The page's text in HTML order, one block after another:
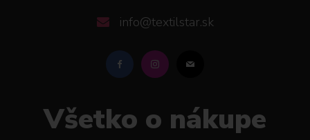
info@textilstar.sk
Všetko o nákupe